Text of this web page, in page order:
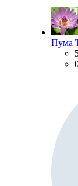
Пума